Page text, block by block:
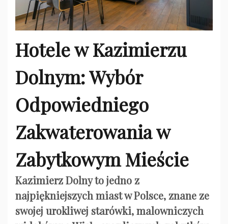
Hotele w Kazimierzu
Dolnym: Wybór
Odpowiedniego
Zakwaterowania w
Zabytkowym Mieście
Kazimierz Dolny to jedno z
najpiękniejszych miast w Polsce, znane ze
swojej urokliwej starówki, malowniczych